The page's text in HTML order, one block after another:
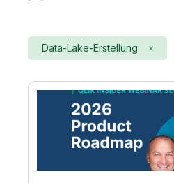
Data-Lake-Erstellung